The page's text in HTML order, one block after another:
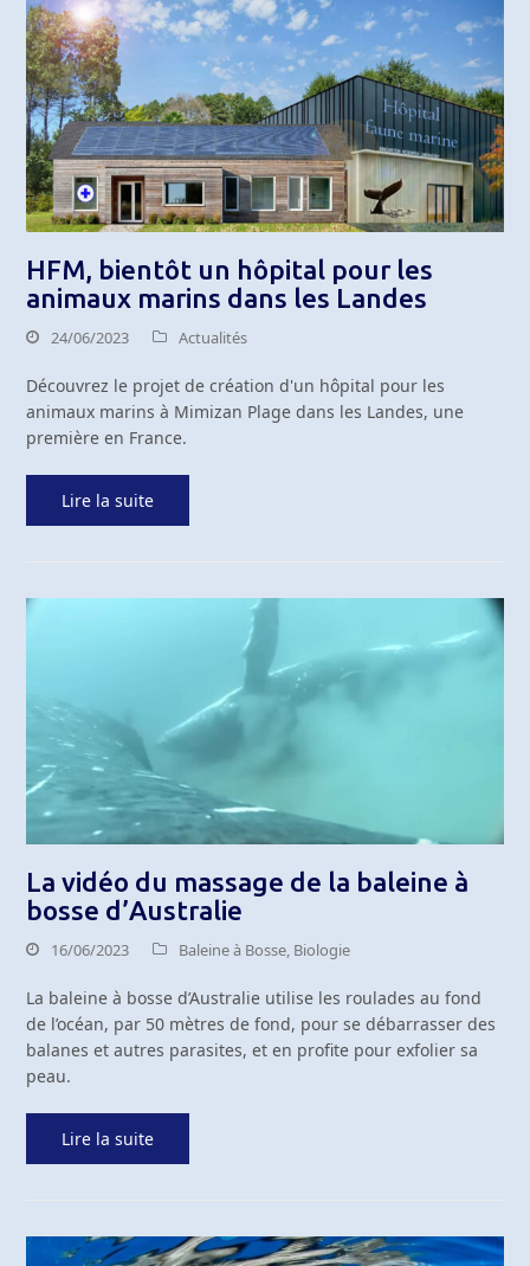
HFM, bientôt un hôpital pour les
animaux marins dans les Landes
24/06/2023 Actualités
Découvrez le projet de création d'un hôpital pour les
animaux marins à Mimizan Plage dans les Landes, une
première en France.
Lire la suite
La vidéo du massage de la baleine à
bosse d’Australie
16/06/2023 Baleine à Bosse, Biologie
La baleine à bosse d’Australie utilise les roulades au fond
de l’océan, par 50 mètres de fond, pour se débarrasser des
balanes et autres parasites, et en profite pour exfolier sa
peau.
Lire la suite